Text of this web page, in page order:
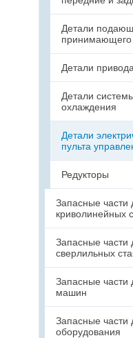
Детали
принимающего
Детали
Детали
охлаждения
Детали
пульта
Редукторы
Запасные части
криволинейных
Запасные части
сверлильных
Запасные части
машин
Запасные части
оборудования